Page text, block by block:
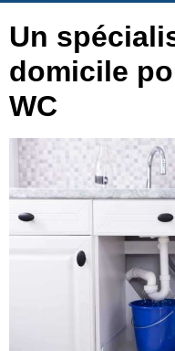
Un
domicile
WC